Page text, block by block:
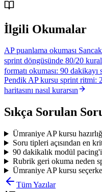
İlgili Okumalar
AP puanlama okuması
sprint döngüsünde 80/20
formatı okuması: 90
Pendik AP kursu sprint ritmi:
haritasını nasıl kurarsın
Sıkça Sorulan
Ümraniye AP kursu
Soru tipleri açısından en
90 dakikalık modül pacing'i
Rubrik geri okuma neden
Ümraniye AP kursu
Tüm Yazılar